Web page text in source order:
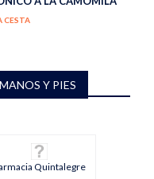
CESTA
Y PIES
Quintalegre